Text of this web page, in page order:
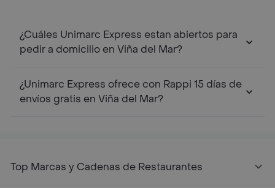
¿Cuáles Unimarc Express estan abiertos para
pedir a domicilio en Viña del Mar?
¿Unimarc Express ofrece con Rappi 15 días de
envíos gratis en Viña del Mar?
Top Marcas y Cadenas de Restaurantes